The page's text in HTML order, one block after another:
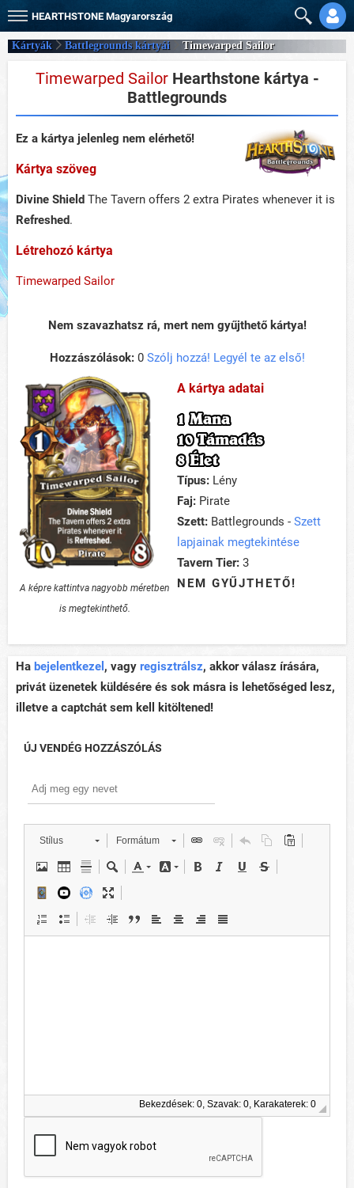
HEARTHSTONE Magyarország
Kártyák Battlegrounds kártyái Timewarped Sailor
Timewarped SailorHearthstone kártya -
Battlegrounds
Ez a kártya jelenleg nem elérhető!
Kártya szöveg
Divine Shield The Tavern offers 2 extra Pirates whenever it is
Refreshed.
Létrehozó kártya
Timewarped Sailor
Nem szavazhatsz rá, mert nem gyűjthető kártya!
Hozzászólások:0 Szólj hozzá! Legyél te az első!
A képre kattintva nagyobb méretben
is megtekinthető.
A kártya adatai
1 Mana
10 Támadás
8 Élet
Típus: Lény
Faj: Pirate
Szett: Battlegrounds - Szett
lapjainak megtekintése
Tavern Tier: 3
NEM GYŰJTHETŐ!
Ha bejelentkezel , vagy regisztrálsz, akkor válasz írására,
privát üzenetek küldésére és sok másra is lehetőséged lesz,
illetve a captchát sem kell kitöltened!
ÚJ VENDÉG HOZZÁSZÓLÁS
Stílus Formátum
Bekezdések: 0, Szavak: 0, Karakaterek: 0